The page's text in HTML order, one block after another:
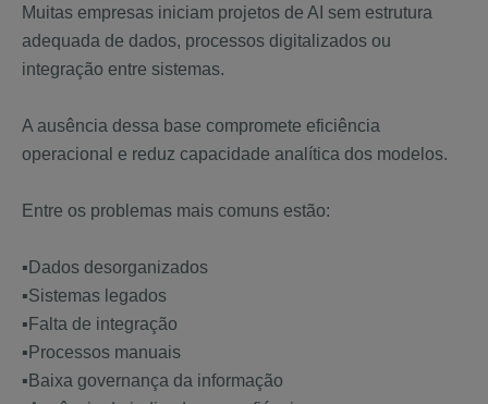
Muitas empresas iniciam projetos de AI sem estrutura
adequada de dados, processos digitalizados ou
integração entre sistemas.
A ausência dessa base compromete eficiência
operacional e reduz capacidade analítica dos modelos.
Entre os problemas mais comuns estão:
▪️Dados desorganizados
▪️Sistemas legados
▪️Falta de integração
▪️Processos manuais
▪️Baixa governança da informação